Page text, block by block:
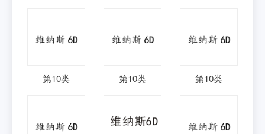
第10类 第10类 第10类